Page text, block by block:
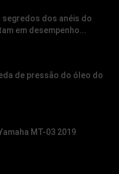
segredos dos anéis do
em desempenho...
de pressão do óleo do
MT-03 2019